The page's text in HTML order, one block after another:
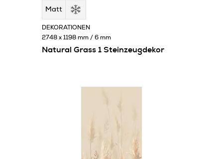
Matt
Natural Grass 1 Steinzeugdekor
DEKORATIONEN
2748 x 1198 mm / 6 mm